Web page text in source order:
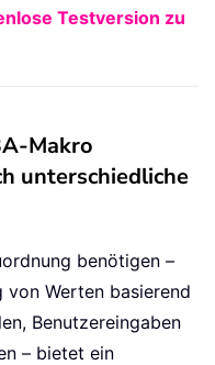
Testversion zu
Makro
unterschiedliche
benötigen –
von Werten basierend
Benutzereingaben
– bietet ein